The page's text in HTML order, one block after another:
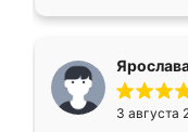
3 августа